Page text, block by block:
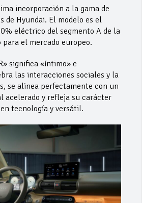
incorporación a la gama de
de Hyundai. El modelo es el
eléctrico del segmento A de la
para el mercado europeo.
significa «íntimo» e
las interacciones sociales y la
se alinea perfectamente con un
acelerado y refleja su carácter
tecnología y versátil.